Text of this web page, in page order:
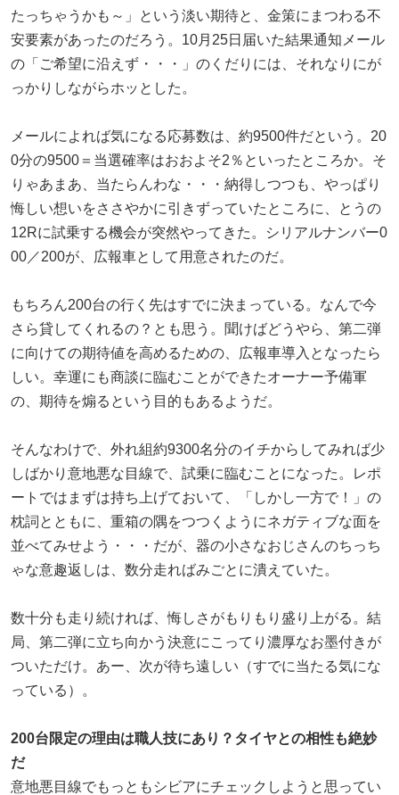
たっちゃうかも～」という淡い期待と、金策にまつわる不
安要素があったのだろう。10月25日届いた結果通知メール
の「ご希望に沿えず・・・」のくだりには、それなりにが
っかりしながらホッとした。
メールによれば気になる応募数は、約9500件だという。20
0分の9500＝当選確率はおおよそ2％といったところか。そ
りゃあまあ、当たらんわな・・・納得しつつも、やっぱり
悔しい想いをささやかに引きずっていたところに、とうの
12Rに試乗する機会が突然やってきた。シリアルナンバー0
00／200が、広報車として用意されたのだ。
もちろん200台の行く先はすでに決まっている。なんで今
さら貸してくれるの？とも思う。聞けばどうやら、第二弾
に向けての期待値を高めるための、広報車導入となったら
しい。幸運にも商談に臨むことができたオーナー予備軍
の、期待を煽るという目的もあるようだ。
そんなわけで、外れ組約9300名分のイチからしてみれば少
しばかり意地悪な目線で、試乗に臨むことになった。レポ
ートではまずは持ち上げておいて、「しかし一方で！」の
枕詞とともに、重箱の隅をつつくようにネガティブな面を
並べてみせよう・・・だが、器の小さなおじさんのちっち
ゃな意趣返しは、数分走ればみごとに潰えていた。
数十分も走り続ければ、悔しさがもりもり盛り上がる。結
局、第二弾に立ち向かう決意にこってり濃厚なお墨付きが
ついただけ。あー、次が待ち遠しい（すでに当たる気にな
っている）。
200台限定の理由は職人技にあり？タイヤとの相性も絶妙
だ
意地悪目線でもっともシビアにチェックしようと思ってい